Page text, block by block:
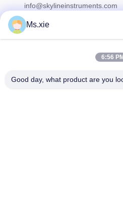
info@skylineinstruments.com
สมัครสมาชิกข่าวสารของเรา เพื่อรับ
Ms.xie
6:56 PM
Good day, what product are you